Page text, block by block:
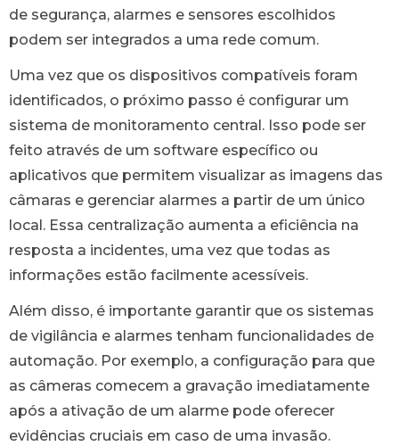
de segurança, alarmes e sensores escolhidos
podem ser integrados a uma rede comum.
Uma vez que os dispositivos compatíveis foram
identificados, o próximo passo é configurar um
sistema de monitoramento central. Isso pode ser
feito através de um software específico ou
aplicativos que permitem visualizar as imagens das
câmaras e gerenciar alarmes a partir de um único
local. Essa centralização aumenta a eficiência na
resposta a incidentes, uma vez que todas as
informações estão facilmente acessíveis.
Além disso, é importante garantir que os sistemas
de vigilância e alarmes tenham funcionalidades de
automação. Por exemplo, a configuração para que
as câmeras comecem a gravação imediatamente
após a ativação de um alarme pode oferecer
evidências cruciais em caso de uma invasão.